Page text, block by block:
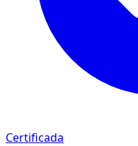
Certificada